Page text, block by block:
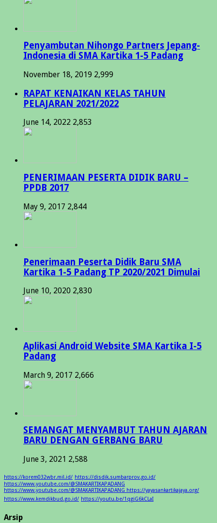
Penyambutan Nihongo Partners Jepang-
Indonesia di SMA Kartika 1-5 Padang
November 18, 2019 2,999
RAPAT KENAIKAN KELAS TAHUN
PELAJARAN 2021/2022
June 14, 2022 2,853
PENERIMAAN PESERTA DIDIK BARU –
PPDB 2017
May 9, 2017 2,844
Penerimaan Peserta Didik Baru SMA
Kartika 1-5 Padang TP 2020/2021 Dimulai
June 10, 2020 2,830
Aplikasi Android Website SMA Kartika I-5
Padang
March 9, 2017 2,666
SEMANGAT MENYAMBUT TAHUN AJARAN
BARU DENGAN GERBANG BARU
June 3, 2021 2,588
https://korem032wbr.mil.id/ https://disdik.sumbarprov.go.id/
https://www.youtube.com/@SMAKARTIKAPADANG
https://www.youtube.com/@SMAKARTIKAPADANG https://yayasankartikajaya.org/
https://www.kemdikbud.go.id/ https://youtu.be/1qgiG6kCLaI
Arsip